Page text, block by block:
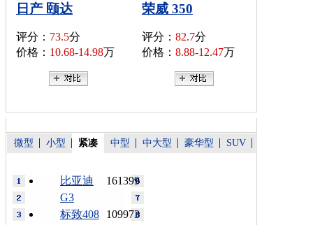
日产 颐达
评分： 73.5分
价格： 10.68-14.98万
荣威 350
评分： 82.7分
价格： 8.88-12.47万
微型 小型 紧凑 中型 中大型 豪华型 SUV
161399
比亚迪
G3
109973
标致408